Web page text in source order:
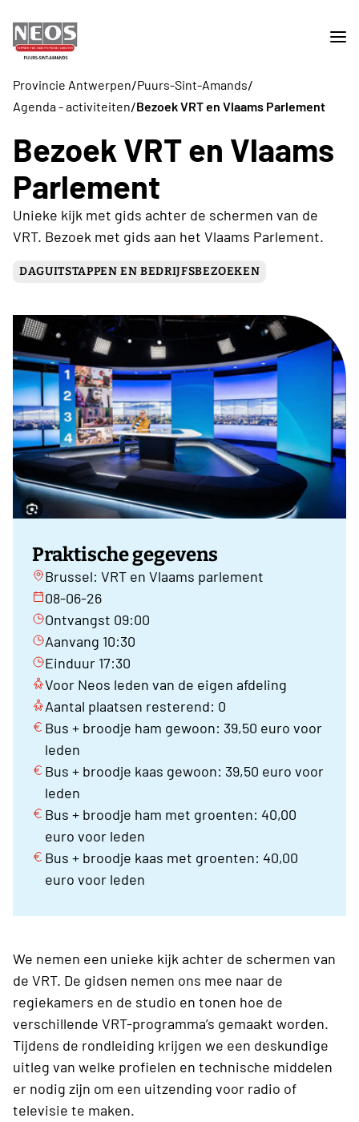
Provincie Antwerpen/Puurs-Sint-Amands/
Agenda - activiteiten/Bezoek VRT en Vlaams Parlement
Bezoek VRT en Vlaams
Parlement
Unieke kijk met gids achter de schermen van de
VRT. Bezoek met gids aan het Vlaams Parlement.
DAGUITSTAPPEN EN BEDRIJFSBEZOEKEN
Praktische gegevens
Brussel: VRT en Vlaams parlement
08-06-26
Ontvangst 09:00
Aanvang 10:30
Einduur 17:30
Voor Neos leden van de eigen afdeling
Aantal plaatsen resterend: 0
Bus + broodje ham gewoon: 39,50 euro voor
leden
Bus + broodje kaas gewoon: 39,50 euro voor
leden
Bus + broodje ham met groenten: 40,00
euro voor leden
Bus + broodje kaas met groenten: 40,00
euro voor leden
We nemen een unieke kijk achter de schermen van
de VRT. De gidsen nemen ons mee naar de
regiekamers en de studio en tonen hoe de
verschillende VRT-programma’s gemaakt worden.
Tijdens de rondleiding krijgen we een deskundige
uitleg van welke profielen en technische middelen
er nodig zijn om een uitzending voor radio of
televisie te maken.